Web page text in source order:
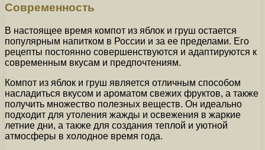
Современность
В настоящее время компот из яблок и груш остается
популярным напитком в России и за ее пределами. Его
рецепты постоянно совершенствуются и адаптируются к
современным вкусам и предпочтениям.
Компот из яблок и груш является отличным способом
насладиться вкусом и ароматом свежих фруктов, а также
получить множество полезных веществ. Он идеально
подходит для утоления жажды и освежения в жаркие
летние дни, а также для создания теплой и уютной
атмосферы в холодное время года.